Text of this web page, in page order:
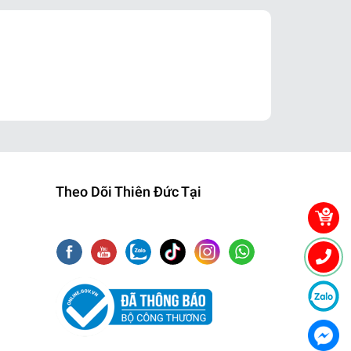
Theo Dõi Thiên Đức Tại